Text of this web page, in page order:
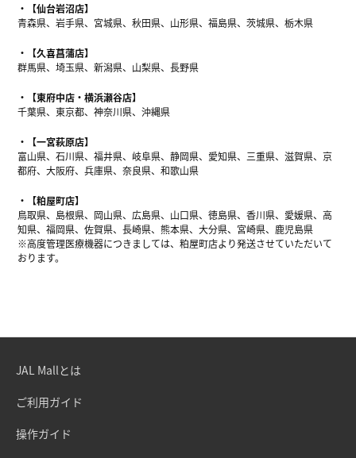
【仙台岩沼店】
青森県、岩手県、宮城県、秋田県、山形県、福島県、茨城県、栃木県
【久喜菖蒲店】
群馬県、埼玉県、新潟県、山梨県、長野県
【東府中店・横浜瀬谷店】
千葉県、東京都、神奈川県、沖縄県
【一宮萩原店】
富山県、石川県、福井県、岐阜県、静岡県、愛知県、三重県、滋賀県、京
都府、大阪府、兵庫県、奈良県、和歌山県
【粕屋町店】
鳥取県、島根県、岡山県、広島県、山口県、徳島県、香川県、愛媛県、高
知県、福岡県、佐賀県、長崎県、熊本県、大分県、宮崎県、鹿児島県
※高度管理医療機器につきましては、粕屋町店より発送させていただいて
おります。
JAL Mallとは
ご利用ガイド
操作ガイド